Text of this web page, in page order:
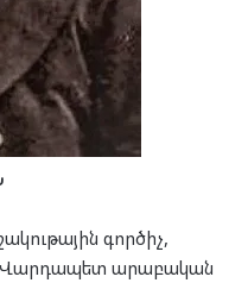
գործիչ,
Վարդապետ արաբական